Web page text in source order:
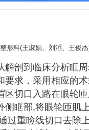
形科(王淑娟、刘滔、王俊
解剖到临床分析眶
要求，采用相应的
区切口入路在眼轮
侧眶部,将眼轮匝肌
过重睑线切口去除